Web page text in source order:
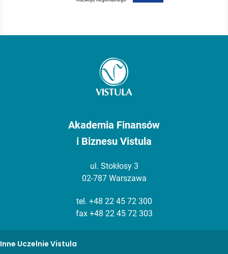
Akademia Finansów
i Biznesu Vistula
ul. Stokłosy 3
02-787 Warszawa
tel. +48 22 45 72 300
fax +48 22 45 72 303
Inne Uczelnie Vistula